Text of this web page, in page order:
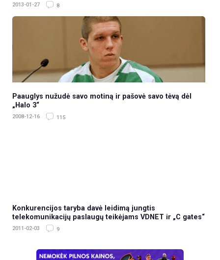
2013-01-27 8
Paauglys nužudė savo motiną ir pašovė savo tėvą dėl
„Halo 3“
2008-12-16 115
Konkurencijos taryba davė leidimą jungtis
telekomunikacijų paslaugų teikėjams VDNET ir „C gates“
2011-02-03 9